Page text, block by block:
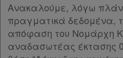
Ανακαλούμε, λόγω
πραγματικά δεδομένα,
απόφαση του Νομάρχη
αναδασωτέας έκτασης